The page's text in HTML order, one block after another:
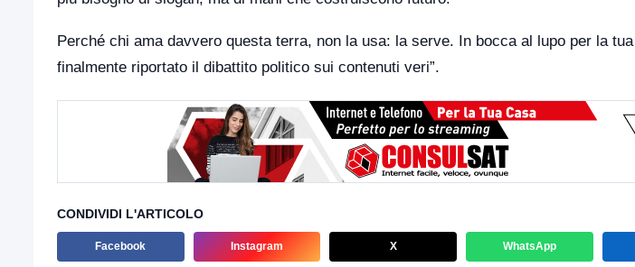
Perché chi ama davvero questa terra, non la usa: la serve. In bocca al lupo per la
finalmente riportato il dibattito politico sui contenuti veri”.
CONDIVIDI L'ARTICOLO
Facebook Instagram X WhatsApp